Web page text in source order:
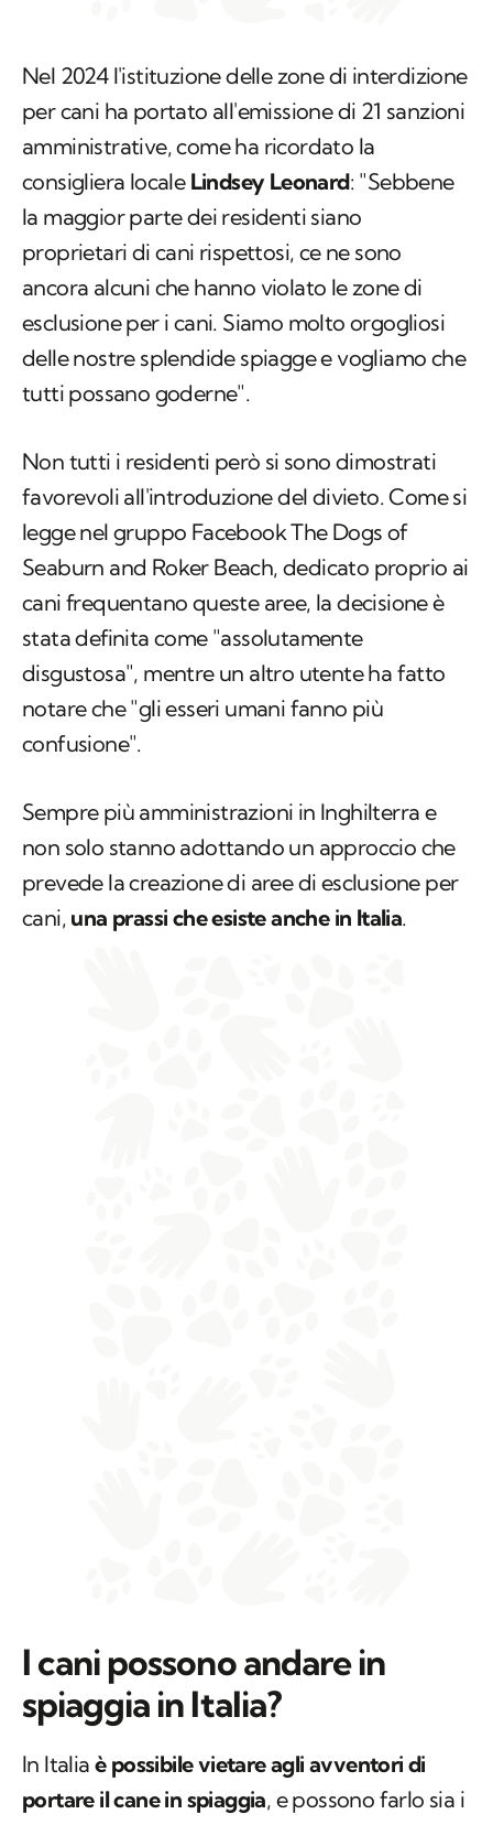
Nel 2024 l'istituzione delle zone di interdizione
per cani ha portato all'emissione di 21 sanzioni
amministrative, come ha ricordato la
consigliera locale Lindsey Leonard: "Sebbene
la maggior parte dei residenti siano
proprietari di cani rispettosi, ce ne sono
ancora alcuni che hanno violato le zone di
esclusione per i cani. Siamo molto orgogliosi
delle nostre splendide spiagge e vogliamo che
tutti possano goderne".
Non tutti i residenti però si sono dimostrati
favorevoli all'introduzione del divieto. Come si
legge nel gruppo FacebookThe Dogs of
Seaburn and Roker Beach, dedicato proprio ai
cani frequentano queste aree, la decisione è
stata definita come "assolutamente
disgustosa", mentre un altro utente ha fatto
notare che "gli esseri umani fanno più
confusione".
Sempre più amministrazioni in Inghilterra e
non solo stanno adottando un approccio che
prevede la creazione di aree di esclusione per
cani, una prassi che esiste anche in Italia.
I cani possono andare in
spiaggia in Italia?
In Italia è possibile vietare agli avventori di
portare il cane in spiaggia, e possono farlo sia i